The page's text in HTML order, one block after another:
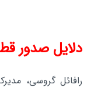
دلایل صدور
رافائل گروسی،